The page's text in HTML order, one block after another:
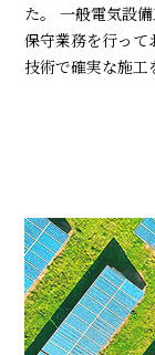
た。 一般電気設
保守業務を行って
技術で確実な施工